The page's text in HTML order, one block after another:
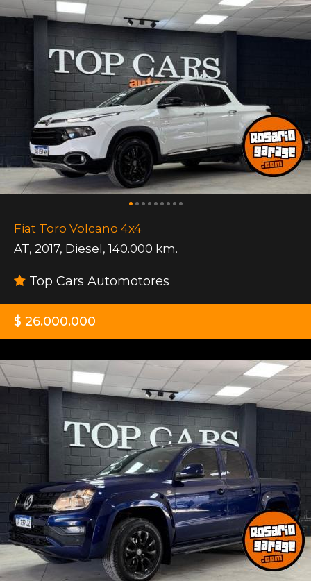
Fiat Toro Volcano 4x4
AT, 2017, Diesel, 140.000 km.
Top Cars Automotores
$ 26.000.000